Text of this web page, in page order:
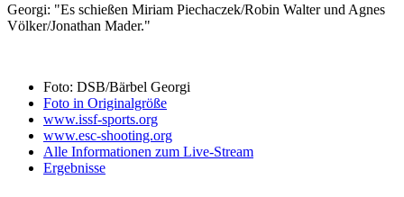
Georgi: "Es schießen Miriam Piechaczek/Robin Walter und Agnes
Völker/Jonathan Mader."
Foto: DSB/Bärbel Georgi
Foto in Originalgröße
www.issf-sports.org
www.esc-shooting.org
Alle Informationen zum Live-Stream
Ergebnisse